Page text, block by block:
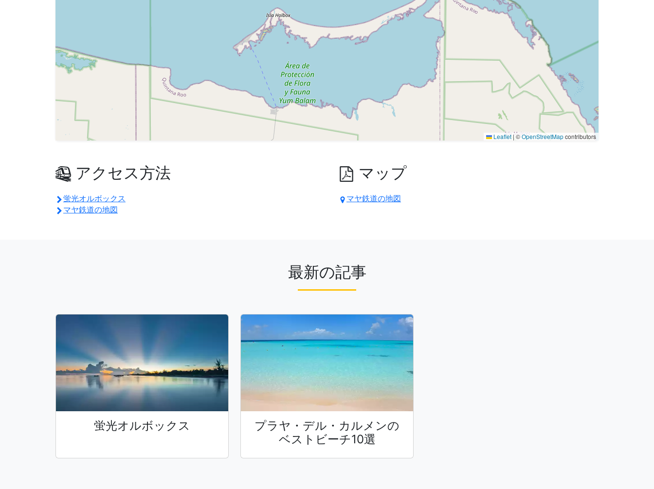
Leaflet |©OpenStreetMapcontributors
アクセス方法
蛍光オルボックス
マヤ鉄道の地図
マップ
マヤ鉄道の地図
最新の記事
蛍光オルボックス
プラヤ・デル・カルメンの
ベストビーチ10選